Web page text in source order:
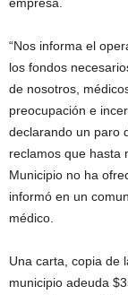
“Nos informa el
los fondos
de nosotros,
preocupación e
declarando un paro
reclamos que hasta
Municipio no ha
informó en un
médico.
Una carta, copia de
municipio adeuda